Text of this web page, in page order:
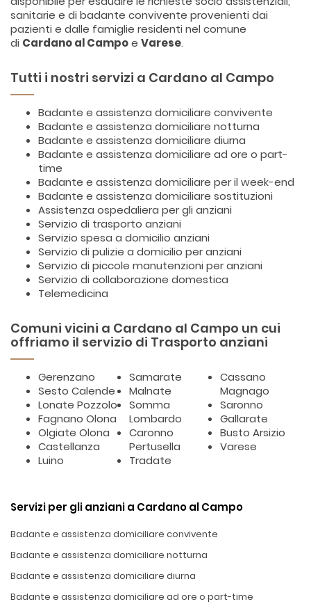
sanitarie e di badante convivente provenienti dai
pazienti e dalle famiglie residenti nel comune
di Cardano al Campoe Varese.
Tutti i nostri servizi a Cardano al Campo
Badante e assistenza domiciliare convivente
Badante e assistenza domiciliare notturna
Badante e assistenza domiciliare diurna
Badante e assistenza domiciliare ad ore o part-
time
Badante e assistenza domiciliare per il week-end
Badante e assistenza domiciliare sostituzioni
Assistenza ospedaliera per gli anziani
Servizio di trasporto anziani
Servizio spesa a domicilio anziani
Servizio di pulizie a domicilio per anziani
Servizio di piccole manutenzioni per anziani
Servizio di collaborazione domestica
Telemedicina
Comuni vicini a Cardano al Campo un cui
offriamo il servizio di Trasporto anziani
Gerenzano
Sesto Calende
Lonate Pozzolo
Fagnano Olona
Olgiate Olona
Castellanza
Luino
Samarate
Malnate
Somma
Lombardo
Caronno
Pertusella
Tradate
Cassano
Magnago
Saronno
Gallarate
Busto Arsizio
Varese
Servizi per gli anziani a Cardano al Campo
Badante e assistenza domiciliare convivente
Badante e assistenza domiciliare notturna
Badante e assistenza domiciliare diurna
Badante e assistenza domiciliare ad ore o part-time